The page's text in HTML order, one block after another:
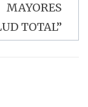
MAYORES
TOTAL”